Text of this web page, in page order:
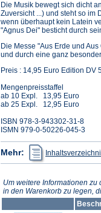
Die Musik bewegt sich dicht
Zuversicht ...) und steht so im
wenn überhaupt kein Latein
"Agnus Dei" besticht durch
Die Messe "Aus Erde und
und durch eine ganz
Preis : 14,95 Euro Edition DV
Mengenpreisstaffel
ab 10 Expl. 13,95 Euro
ab 25 Expl. 12,95 Euro
ISBN 978-3-943302-31-8
ISMN 979-0-50226-045-3
Mehr:
Um weitere Informationen
in den Warenkorb zu legen,